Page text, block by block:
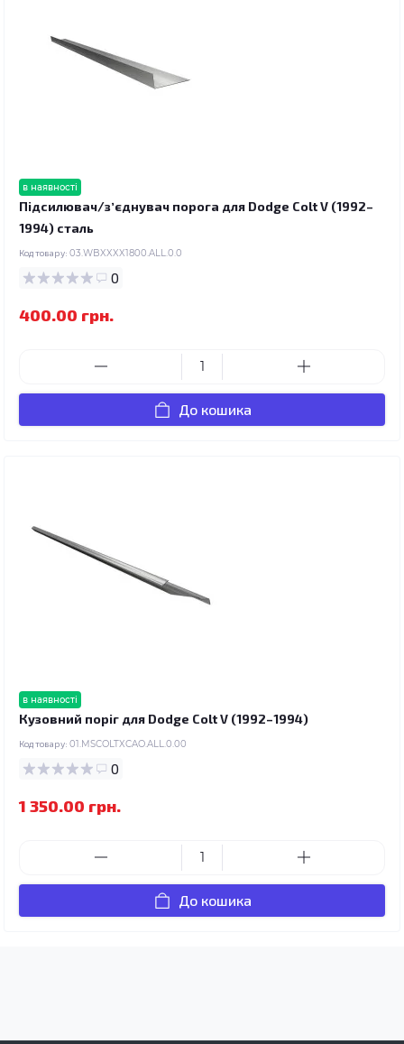
в наявності
Підсилювач/зʼєднувач порога для Dodge Colt V (1992–
1994) сталь
Код товару: 03.WBXXXX1800.ALL.0.0
0
400.00 грн.
До кошика
в наявності
Кузовний поріг для Dodge Colt V (1992–1994)
Код товару: 01.MSCOLTXCAO.ALL.0.00
0
1 350.00 грн.
До кошика